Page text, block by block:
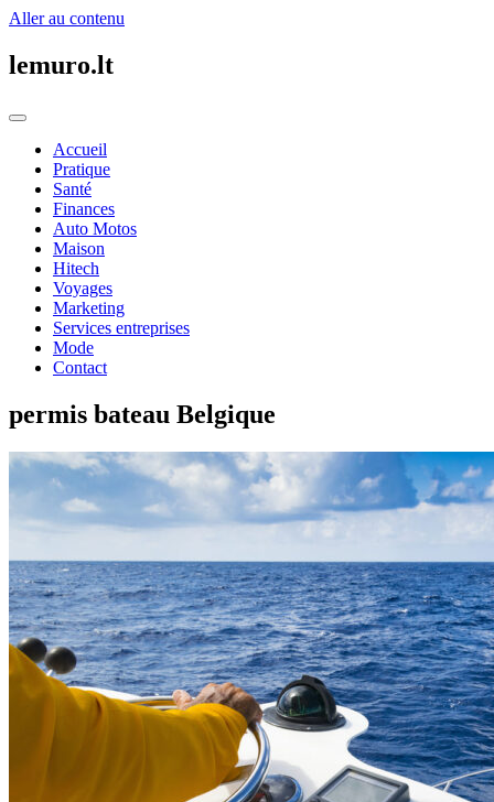
Aller au contenu
lemuro.lt
Accueil
Pratique
Santé
Finances
Auto Motos
Maison
Hitech
Voyages
Marketing
Services entreprises
Mode
Contact
permis bateau Belgique